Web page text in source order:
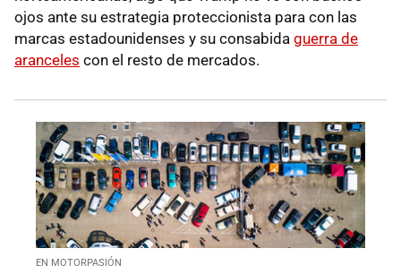
ojos ante su estrategia proteccionista para con las
marcas estadounidenses y su consabida guerra de
aranceles con el resto de mercados.
EN MOTORPASIÓN